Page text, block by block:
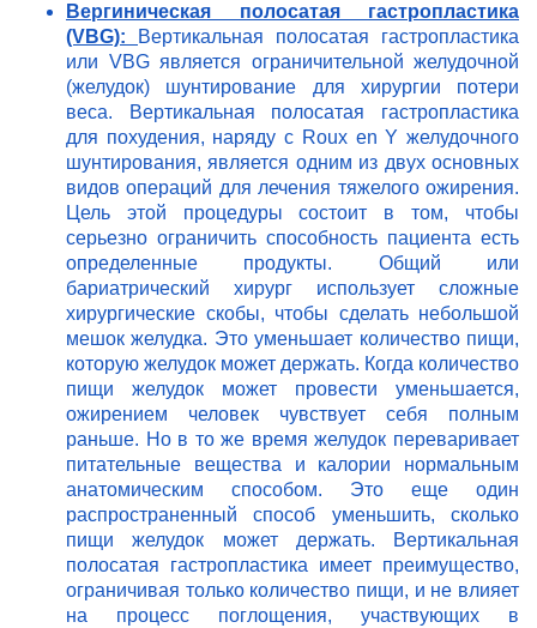
Вергиническая полосатая гастропластика
(VBG):
Вертикальная полосатая гастропластика
или VBG является ограничительной желудочной
(желудок) шунтирование для хирургии потери
веса. Вертикальная полосатая гастропластика
для похудения, наряду с Roux en Y желудочного
шунтирования, является одним из двух основных
видов операций для лечения тяжелого ожирения.
Цель этой процедуры состоит в том, чтобы
серьезно ограничить способность пациента есть
определенные продукты. Общий или
бариатрический хирург использует сложные
хирургические скобы, чтобы сделать небольшой
мешок желудка. Это уменьшает количество пищи,
которую желудок может держать. Когда количество
пищи желудок может провести уменьшается,
ожирением человек чувствует себя полным
раньше. Но в то же время желудок переваривает
питательные вещества и калории нормальным
анатомическим способом. Это еще один
распространенный способ уменьшить, сколько
пищи желудок может держать. Вертикальная
полосатая гастропластика имеет преимущество,
ограничивая только количество пищи, и не влияет
на процесс поглощения, участвующих в